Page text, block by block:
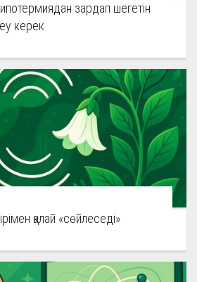
зардап шегетін
керек
қалай «сөйлеседі»